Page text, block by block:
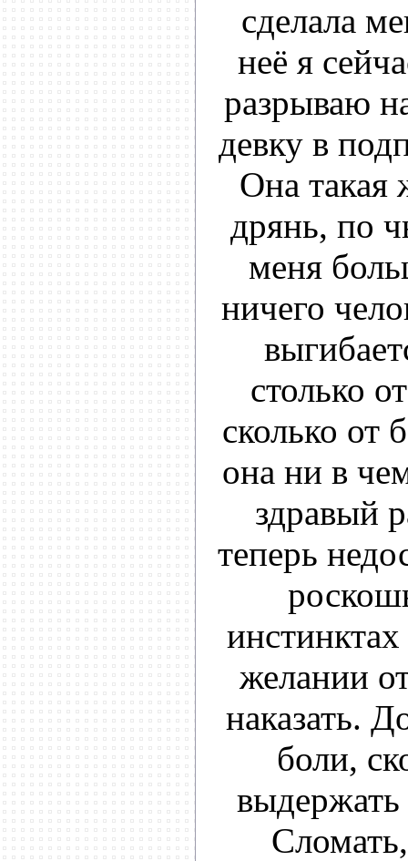
сделала
неё я
разрываю
девку в
Она такая
дрянь, по
меня
ничего
столько
сколько от
она ни в
здравый
теперь
желании
наказать.
боли,